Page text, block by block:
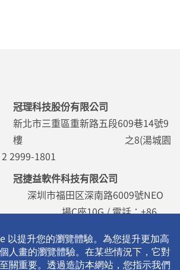
冠理科技股份有限公司
新北市三重區重新路五段609巷14號9
樓 之8(湯城園
2999-1801
冠捷益軟件科技有限公司
深圳市福田区深南路6009號NEO
座10G / 電話：+86